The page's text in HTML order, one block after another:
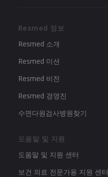
Resmed 정보
Resmed 소개
Resmed 미션
Resmed 비전
Resmed 경영진
수면다원검사병원찾기
도움말 및 지원
도움말 및 지원 센터
보건 의료 전문가용 지원 센터